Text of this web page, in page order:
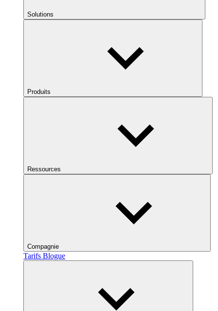
Solutions
Produits
Ressources
Compagnie
Tarifs Blogue